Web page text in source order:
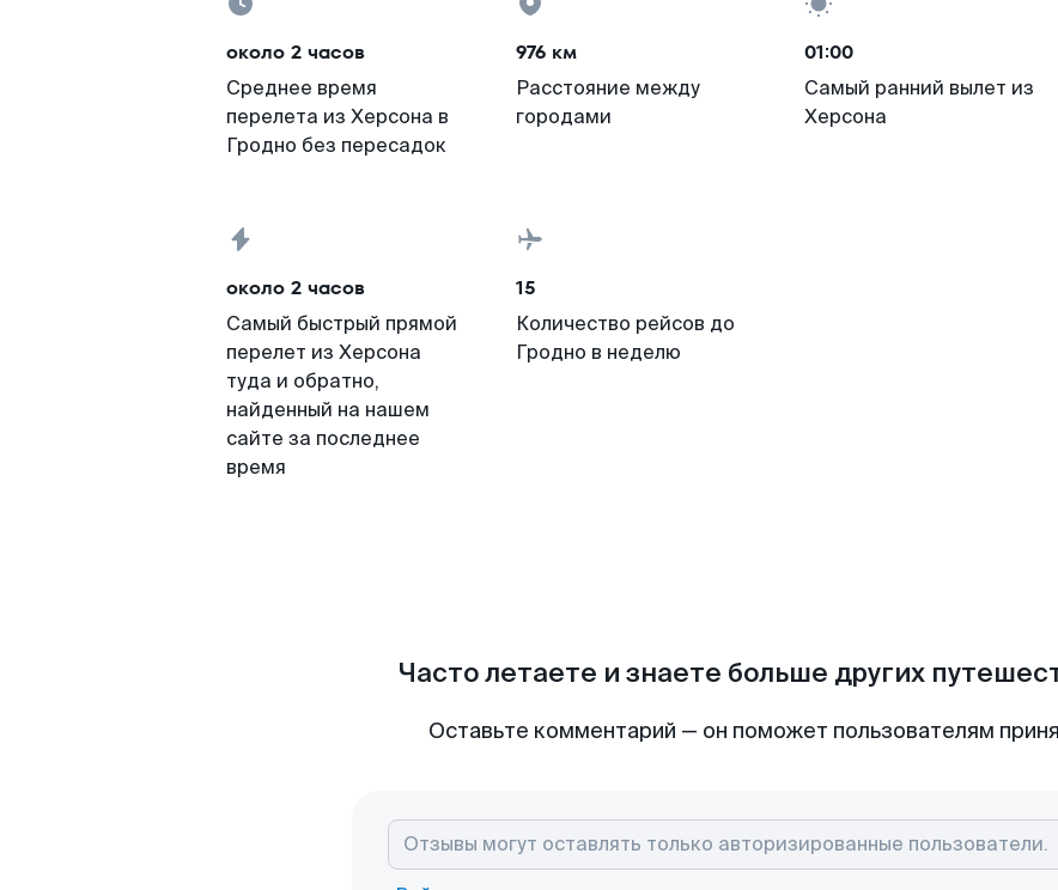
около 2 часов
Среднее время
перелета из Херсона в
Гродно без пересадок
976 км
Расстояние между
городами
01:00
Самый ранний вылет из
Херсона
около 2 часов
Самый быстрый прямой
перелет из Херсона
туда и обратно,
найденный на нашем
сайте за последнее
время
15
Количество рейсов до
Гродно в неделю
Часто летаете и знаете больше других
Оставьте комментарий — он поможет пользователям